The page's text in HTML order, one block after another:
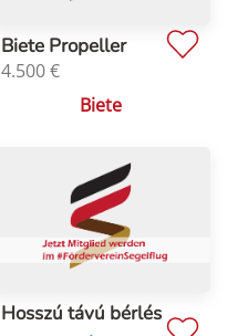
Biete Propeller
4.500€
Biete
Hosszú távú bérlés